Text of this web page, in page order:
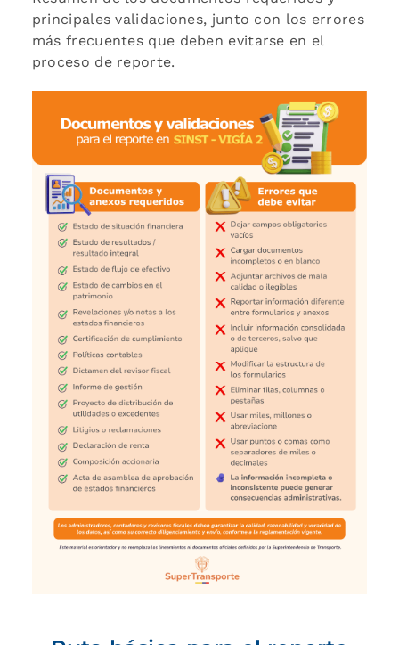
principales validaciones, junto con los errores
más frecuentes que deben evitarse en el
proceso de reporte.